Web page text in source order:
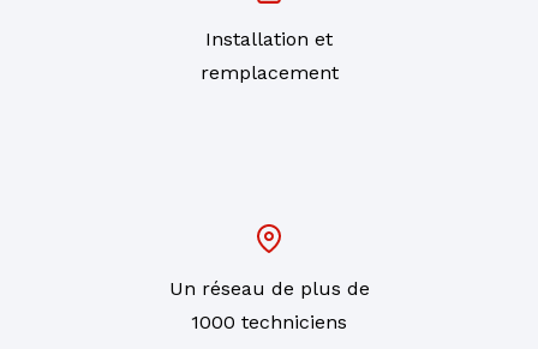
Installation et
remplacement
Un réseau de plus de
1000 techniciens